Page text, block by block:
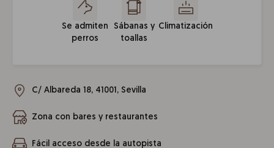
Se admiten
perros
Sábanas y
toallas
Climatización
C/ Albareda 18, 41001, Sevilla
Zona con bares y restaurantes
Fácil acceso desde la autopista